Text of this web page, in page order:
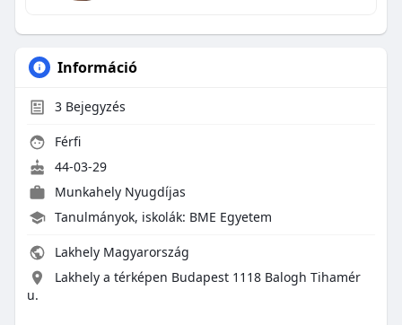
Információ
3Bejegyzés
Férfi
44-03-29
Munkahely Nyugdíjas
Tanulmányok, iskolák: BME Egyetem
Lakhely Magyarország
Lakhely a térképen Budapest 1118 Balogh Tihamér
u.